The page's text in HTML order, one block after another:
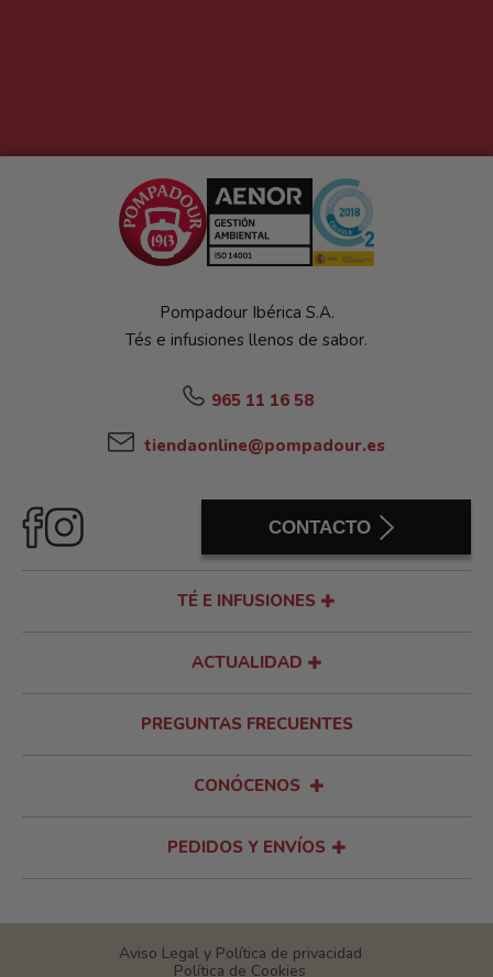
Pompadour Ibérica S.A.
Tés e infusiones llenos de sabor.
965 11 16 58
tiendaonline@pompadour.es
CONTACTO
TÉ E INFUSIONES
ACTUALIDAD
PREGUNTAS FRECUENTES
CONÓCENOS
PEDIDOS Y ENVÍOS
Aviso Legal y Política de privacidad
Política de Cookies